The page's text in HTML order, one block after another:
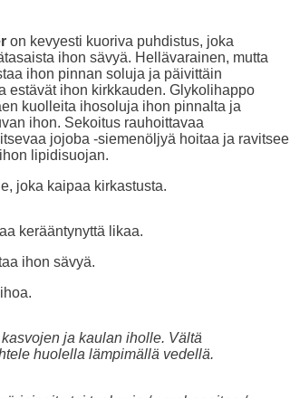
on kevyesti kuoriva puhdistus, joka
ihon sävyä. Hellävarainen, mutta
ihon pinnan soluja ja päivittäin
estävät ihon kirkkauden. Glykolihappo
kuolleita ihosoluja ihon pinnalta ja
ihon. Sekoitus rauhoittavaa
jojoba -siemenöljyä hoitaa ja ravitsee
lipidisuojan.
joka kaipaa kirkastusta.
kerääntynyttä likaa.
ihon sävyä.
ja kaulan iholle. Vältä
huolella lämpimällä vedellä.